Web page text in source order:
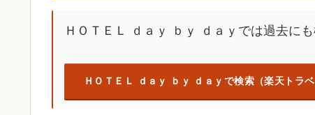
ＨＯＴＥＬ ｄａｙ ｂｙ ｄａｙでは過去に
ＨＯＴＥＬ ｄａｙ ｂｙ ｄａｙで検索（楽天トラベ